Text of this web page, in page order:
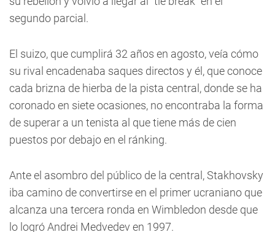
segundo parcial.
El suizo, que cumplirá 32 años en agosto, veía cómo
su rival encadenaba saques directos y él, que conoce
cada brizna de hierba de la pista central, donde se ha
coronado en siete ocasiones, no encontraba la forma
de superar a un tenista al que tiene más de cien
puestos por debajo en el ránking.
Ante el asombro del público de la central, Stakhovsky
iba camino de convertirse en el primer ucraniano que
alcanza una tercera ronda en Wimbledon desde que
lo logró Andrei Medvedev en 1997.